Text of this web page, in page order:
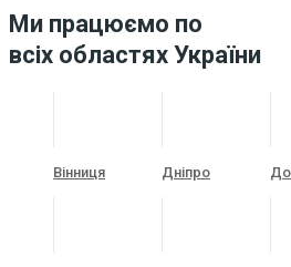
Ми працюємо по
всіх областях України
Вінниця Дніпро